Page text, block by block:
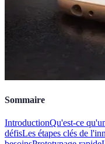
Sommaire
IntroductionQu'est-ce
défisLes étapes clés de